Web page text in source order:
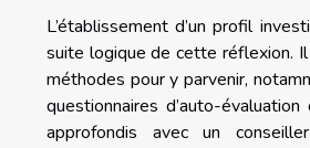
L’établissement d’un profil
suite logique de cette réflexion.
méthodes pour y parvenir,
questionnaires d’auto-
approfondis avec un